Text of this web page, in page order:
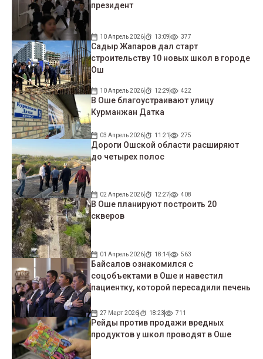
президент
10 Апрель 2026 13:09 377
Садыр Жапаров дал старт
строительству 10 новых школ в городе
Ош
10 Апрель 2026 12:29 422
В Оше благоустраивают улицу
Курманжан Датка
03 Апрель 2026 11:21 275
Дороги Ошской области расширяют
до четырех полос
02 Апрель 2026 12:27 408
В Оше планируют построить 20
скверов
01 Апрель 2026 18:14 563
Байсалов ознакомился с
соцобъектами в Оше и навестил
пациентку, которой пересадили печень
27 Март 2026 18:23 711
Рейды против продажи вредных
продуктов у школ проводят в Оше